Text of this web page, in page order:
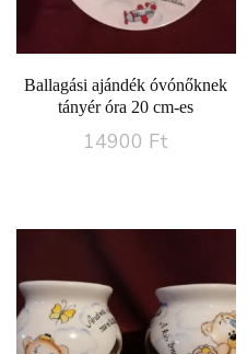
Ballagási ajándék óvónőknek
tányér óra 20 cm-es
14900 Ft